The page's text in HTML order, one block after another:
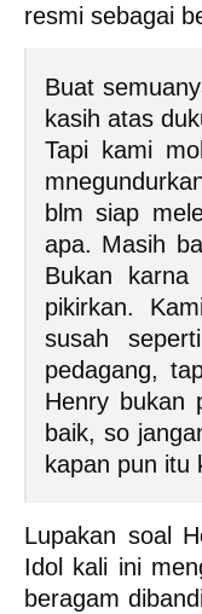
resmi sebagai
Buat
kasih atas
Tapi kami
blm siap
apa. Masih
Bukan
pikirkan.
susah
pedagang,
Henry bukan
baik, so
kapan pun itu
Lupakan soal
Idol kali ini
beragam